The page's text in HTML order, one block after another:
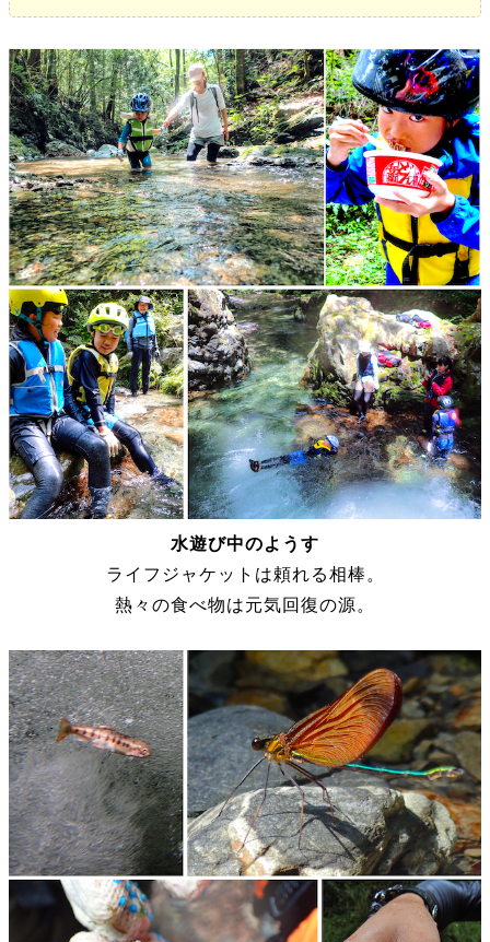
水遊び中のようす
ライフジャケットは頼れる相棒。
熱々の食べ物は元気回復の源。